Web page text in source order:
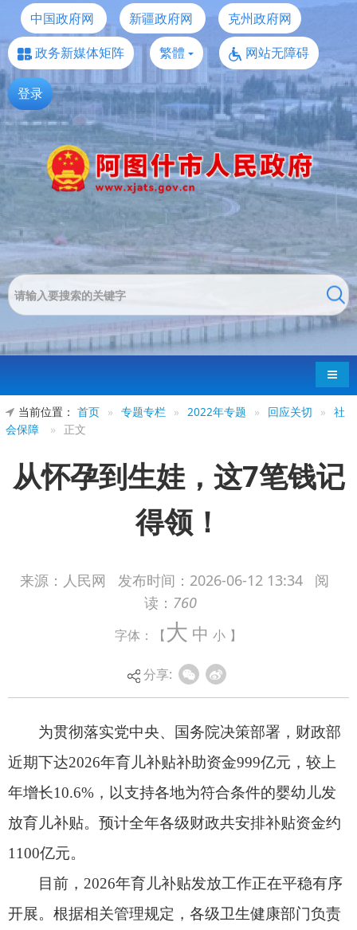
中国政府网 新疆政府网
克州政府网
政务新媒体矩阵
繁體 网站无障碍
登录
导航
当前位置： 首页 » 专题专栏 » 2022年专题 » 回应关切 » 社
会保障
» 正文
从怀孕到生娃，这7笔钱记
得领！
来源：人民网 发布时间： 2026-06-12 13:34
阅
读： 760
字体：【大 中 小 】
分享:
为贯彻落实党中央、国务院决策部署，财政部
近期下达2026年育儿补贴补助资金999亿元，较上
年增长10.6%，以支持各地为符合条件的婴幼儿发
放育儿补贴。预计全年各级财政共安排补贴资金约
目前，2026年育儿补贴发放工作正在平稳有序
开展。根据相关管理规定，各级卫生健康部门负责
育儿补贴审核发放的组织实施，原则上每季度至少
集中发放一批；上个季度审核通过的申请，应当于
家卫生健康委做好育儿补贴制度实施工作，严格资
金管理，加强监督检查，发挥政策作用，助力建设
生育友好型社会。